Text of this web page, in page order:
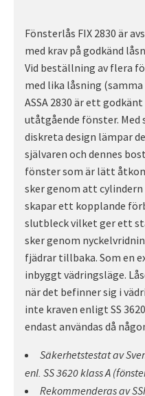
Fönsterlås FIX 2830 är
med krav på godkänd
Vid beställning av flera
med lika låsning (samma
ASSA 2830 är ett
utåtgående fönster.
diskreta design lämpar
självaren och dennes
fönster som är lätt
sker genom att
skapar ett kopplande
slutbleck vilket ger ett
sker genom
fjädrar tillbaka. Som en
inbyggt vädringsläge.
när det befinner sig i
inte kraven enligt SS
endast användas då
Säkerhetstestat av
enl. SS 3620 klass A
Rekommenderas av